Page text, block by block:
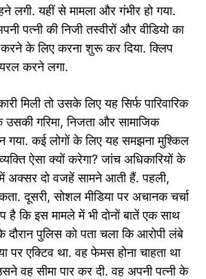
लगी. यहीं से मामला और गंभीर हो गया.
पत्नी की निजी तस्वीरों और वीडियो का
के लिए करना शुरू कर दिया. क्लिप
करने लगा.
मिली तो उसके लिए यह सिर्फ पारिवारिक
उसकी गरिमा, निजता और सामाजिक
गया. कई लोगों के लिए यह समझना मुश्किल
ऐसा क्यों करेगा? जांच अधिकारियों के
अक्सर दो वजहें सामने आती हैं. पहली,
दूसरी, सोशल मीडिया पर अचानक चर्चा
कि इस मामले में भी दोनों बातें एक साथ
दौरान पुलिस को पता चला कि आरोपी लंबे
पर एक्टिव था. वह फेमस होना चाहता था
वह सीमा पार कर दी. वह अपनी पत्नी के